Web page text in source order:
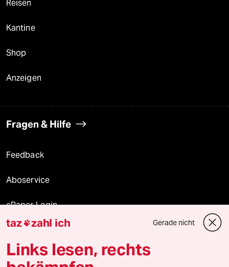
Reisen
Kantine
Shop
Anzeigen
Fragen & Hilfe
Feedback
Aboservice
ePaper Login
Downloads für Abonnierende
taz zahl ich Gerade nicht
Links lesen, rechts